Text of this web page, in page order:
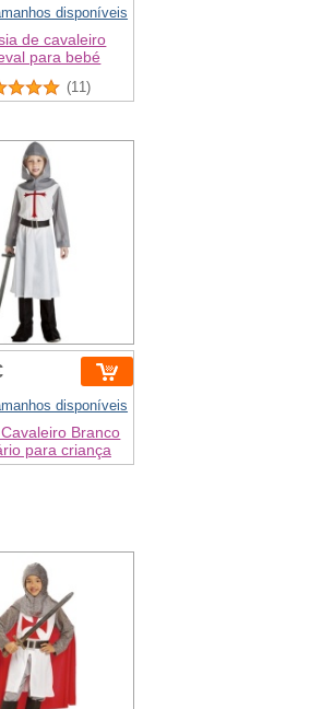
disponíveis
de cavaleiro
para bebé
(11)
disponíveis
Branco
para criança